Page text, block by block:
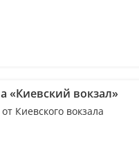
«Киевский вокзал»
Киевского вокзала